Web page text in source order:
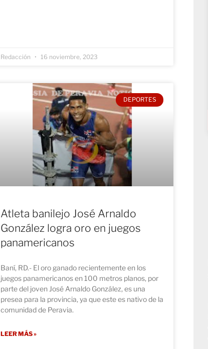
Redacción 16 noviembre, 2023
DEPORTES
Atleta banilejo José Arnaldo
González logra oro en juegos
panamericanos
Baní, RD.- El oro ganado recientemente en los
juegos panamericanos en 100 metros planos, por
parte del joven José Arnaldo González, es una
presea para la provincia, ya que este es nativo de la
comunidad de Peravia.
LEER MÁS »